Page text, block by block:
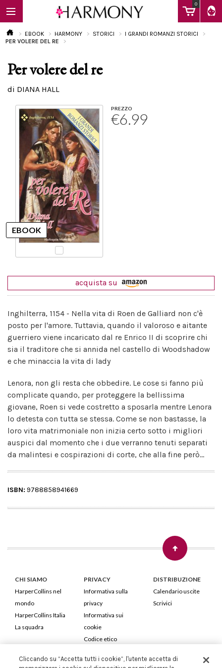
0
EBOOK
EBOOK HARMONY STORICI
I GRANDI ROMANZI STORICI
PER VOLERE DEL RE
Per volere del re
di DIANA HALL
PREZZO
€6.99
acquista su
Inghilterra, 1154 - Nella vita di Roen de Galliard non c'è
posto per l'amore. Tuttavia, quando il valoroso e aitante
guerriero viene incaricato dal re Enrico II di scoprire chi
sia il traditore che si annida nel castello di Woodshadow
e che minaccia la vita di lady
Lenora, non gli resta che obbedire. Le cose si fanno più
complicate quando, per proteggere la bellissima
giovane, Roen si vede costretto a sposarla mentre Lenora
lo detesta con tutta se stessa. Come se non bastasse, la
loro vita matrimoniale non inizia certo sotto i migliori
auspici dal momento che i due verranno tenuti separati
da malintesi e cospirazioni di corte, che alla fine però...
ISBN: 9788858941669
CHI SIAMO
HarperCollins nel
mondo
HarperCollins Italia
La squadra
PRIVACY
Informativa sulla
privacy
Informativa sui
cookie
Codice etico
DISTRIBUZIONE
Calendario uscite
Scrivici
HarperCollins Italia S.p.A. Viale Monte Nero, 84 - 20135 Milano
Cliccando su “Accetta tutti i cookie”, l'utente accetta di